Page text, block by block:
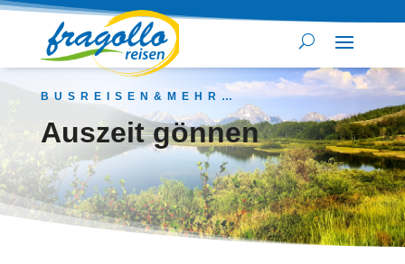
BUSREISEN&MEHR…
Auszeit gönnen